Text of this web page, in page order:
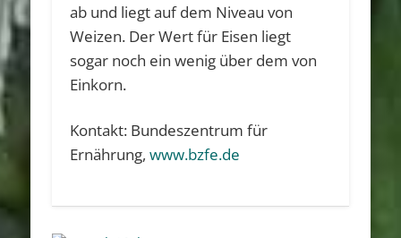
ab und liegt auf dem Niveau von
Weizen. Der Wert für Eisen liegt
sogar noch ein wenig über dem von
Einkorn.
Kontakt: Bundeszentrum für
Ernährung,www.bzfe.de